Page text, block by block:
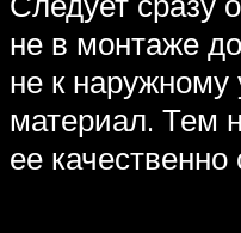
не в монтаже
не к наружному
материал. Тем
ее